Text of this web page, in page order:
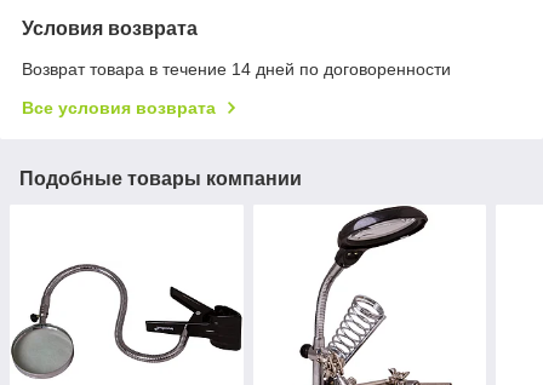
Условия возврата
Возврат товара в течение 14 дней по договоренности
Все условия возврата
Подобные товары компании